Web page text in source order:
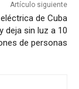
Artículo siguiente
de Cuba
deja sin luz a 10
de personas